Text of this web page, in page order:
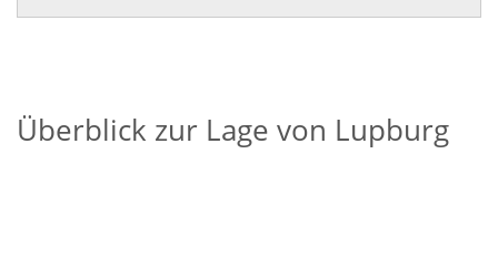
Überblick zur Lage von Lupburg